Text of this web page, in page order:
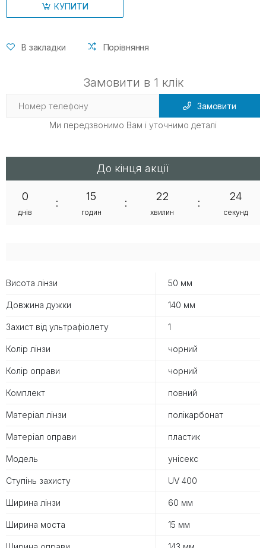
Висота лінзи 50 мм
Довжина дужки 140 мм
Захист від ультрафіолету 1
Колір лінзи чорний
Колір оправи чорний
Комплект повний
Матеріал лінзи полікарбонат
Матеріал оправи пластик
Модель унісекс
Ступінь захисту UV 400
Ширина лінзи 60 мм
Ширина моста 15 мм
КУПИТИ
В закладки Порівняння
Замовити в 1 клік
Замовити
Ми передзвонимо Вам і уточнимо деталі
До кінця акції
0
днів
:
15
годин
:
22
хвилин
:
24
секунд